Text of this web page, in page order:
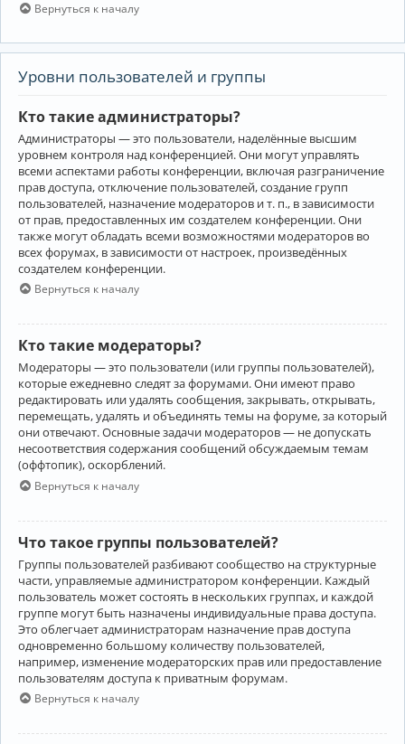
Вернуться к началу
Уровни пользователей и группы
Кто такие администраторы?
Администраторы — это пользователи, наделённые высшим
уровнем контроля над конференцией. Они могут управлять
всеми аспектами работы конференции, включая разграничение
прав доступа, отключение пользователей, создание групп
пользователей, назначение модераторов и т. п., в зависимости
от прав, предоставленных им создателем конференции. Они
также могут обладать всеми возможностями модераторов во
всех форумах, в зависимости от настроек, произведённых
создателем конференции.
Вернуться к началу
Кто такие модераторы?
Модераторы — это пользователи (или группы пользователей),
которые ежедневно следят за форумами. Они имеют право
редактировать или удалять сообщения, закрывать, открывать,
перемещать, удалять и объединять темы на форуме, за который
они отвечают. Основные задачи модераторов — не допускать
несоответствия содержания сообщений обсуждаемым темам
(оффтопик), оскорблений.
Вернуться к началу
Что такое группы пользователей?
Группы пользователей разбивают сообщество на структурные
части, управляемые администратором конференции. Каждый
пользователь может состоять в нескольких группах, и каждой
группе могут быть назначены индивидуальные права доступа.
Это облегчает администраторам назначение прав доступа
одновременно большому количеству пользователей,
например, изменение модераторских прав или предоставление
пользователям доступа к приватным форумам.
Вернуться к началу